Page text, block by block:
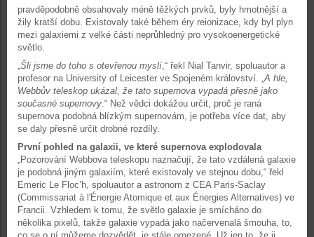
pravděpodobně obsahovaly méně těžkých prvků, byly hmotnější a
žily kratší dobu. Existovaly také během éry reionizace, kdy byl plyn
mezi galaxiemi z velké části neprůhledný pro vysokoenergetické
světlo.
„Šli jsme do toho s otevřenou myslí,“ řekl Nial Tanvir, spoluautor a
profesor na University of Leicester ve Spojeném království. „A hle,
Webbův teleskop ukázal, že tato supernova vypadá přesně jako
současné supernovy.“ Než vědci dokážou určit, proč je raná
supernova podobná blízkým supernovám, je potřeba více dat, aby
se daly přesně určit drobné rozdíly.
První pohled na galaxii, ve které supernova explodovala
„Pozorování Webbova teleskopu naznačují, že tato vzdálená galaxie
je podobná jiným galaxiím, které existovaly ve stejnou dobu,“ řekl
Emeric Le Floc’h, spoluautor a astronom z CEA Paris-Saclay
(Commissariat à l'Énergie Atomique et aux Énergies Alternatives) ve
Francii. Vzhledem k tomu, že světlo galaxie je smícháno do
několika pixelů, takže galaxie vypadá jako načervenalá šmouha, to,